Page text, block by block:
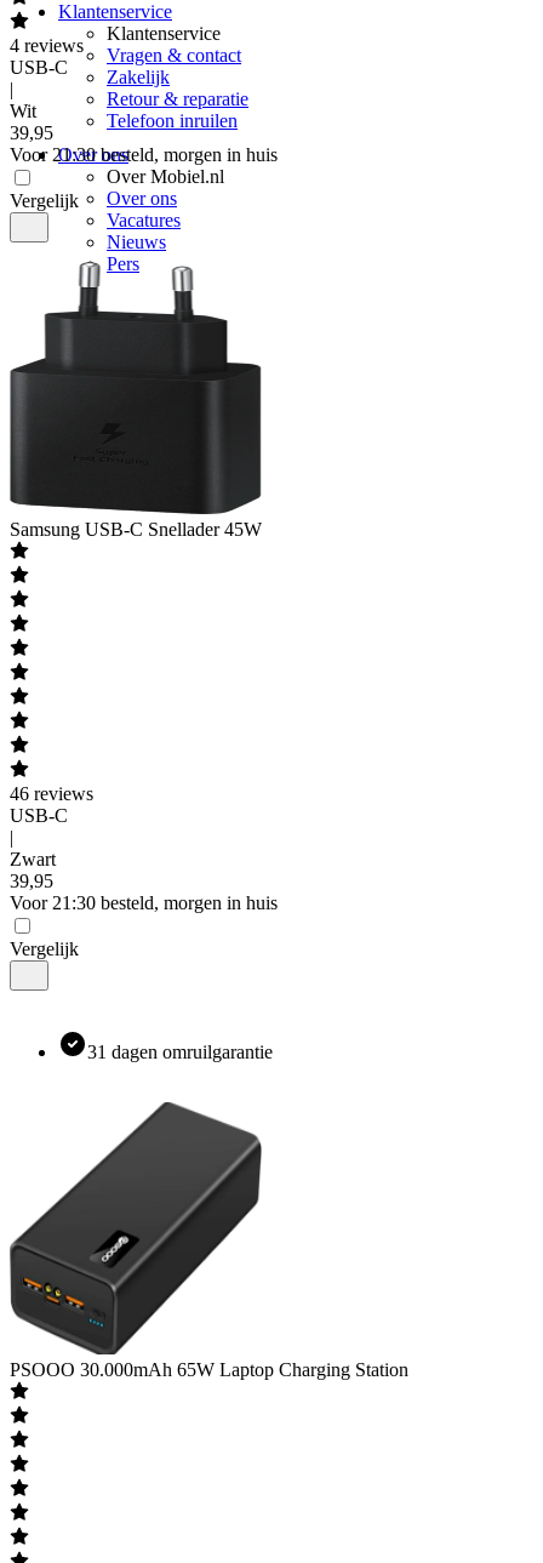
Klantenservice
Klantenservice
Vragen & contact
Zakelijk
Retour & reparatie
Telefoon inruilen
Over ons
Over Mobiel.nl
Over ons
Vacatures
Nieuws
Pers
4 reviews
USB-C
|
Wit
39,95
Voor 21:30 besteld, morgen in huis
Vergelijk
Samsung USB-C Snellader 45W
46 reviews
USB-C
|
Zwart
39,95
Voor 21:30 besteld, morgen in huis
Vergelijk
31 dagen omruilgarantie
PSOOO 30.000mAh 65W Laptop Charging Station